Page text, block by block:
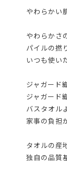
やわらかい
やわらかさ
パイルの撚
いつも使い
ジャガード
ジャガード
バスタオル
家事の負担
タオルの産
独自の品質